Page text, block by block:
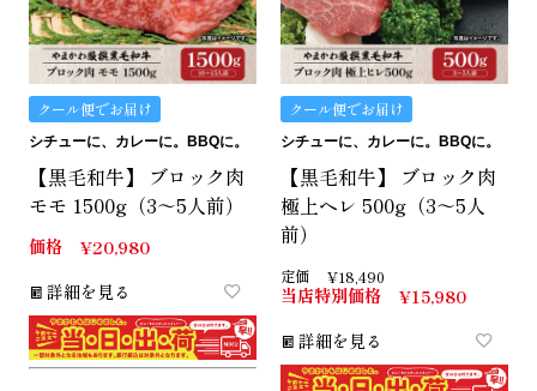
クール便でお届け
シチューに、カレーに。BBQに。
【黒毛和牛】 ブロック肉
モモ 1500g（3～5人前）
価格 ¥20,980
詳細を見る
クール便でお届け
シチューに、カレーに。BBQに。
【黒毛和牛】 ブロック肉
極上ヘレ 500g（3～5人
前）
定価 ¥18,490
当店特別価格 ¥15,980
詳細を見る